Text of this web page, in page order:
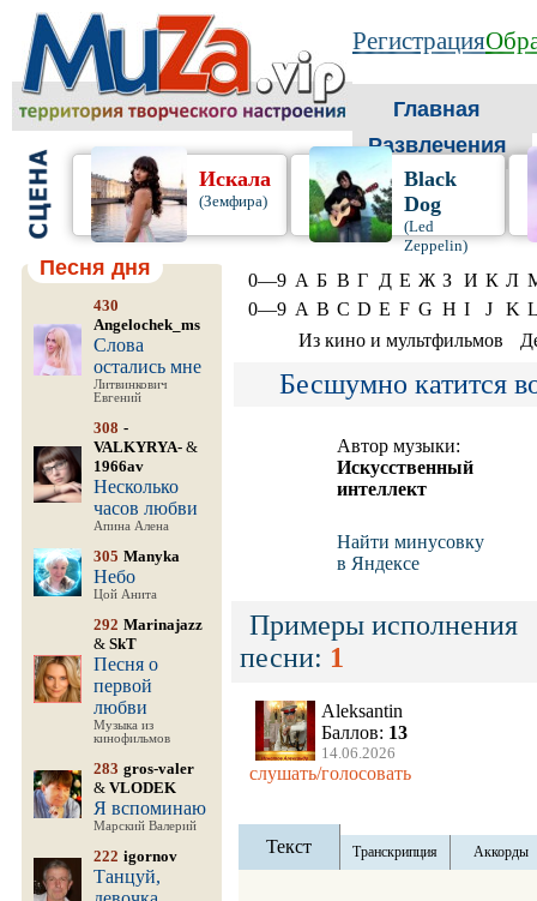
Регистрация
Главная
Развлечения
Искала
(Земфира)
Black
Dog
(Led
Zeppelin)
Песня дня
430
Angelochek_ms
Слова
остались мне
Литвинкович
Евгений
308 -
VALKYRYA- &
1966av
Несколько
часов любви
Апина Алена
305 Manyka
Небо
Цой Анита
292 Marinajazz
& SkT
Песня о
первой
любви
Музыка из
кинофильмов
283 gros-valer
& VLODEK
Я вспоминаю
Марский Валерий
222 igornov
Танцуй,
0—9 А Б В Г Д Е Ж З И К Л
0—9 A B C D E F G H I J K
Из кино и мультфильмов
Бесшумно катится
Автор музыки:
Искусственный
интеллект
Найти минусовку
в Яндексе
Примеры исполнения
песни: 1
Aleksantin
Баллов: 13
14.06.2026
слушать/голосовать
Текст Транскрипция Аккорды